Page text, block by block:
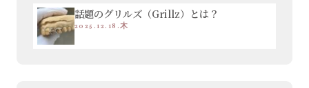
話題のグリルズ（Grillz）とは？
2025.12.18.木